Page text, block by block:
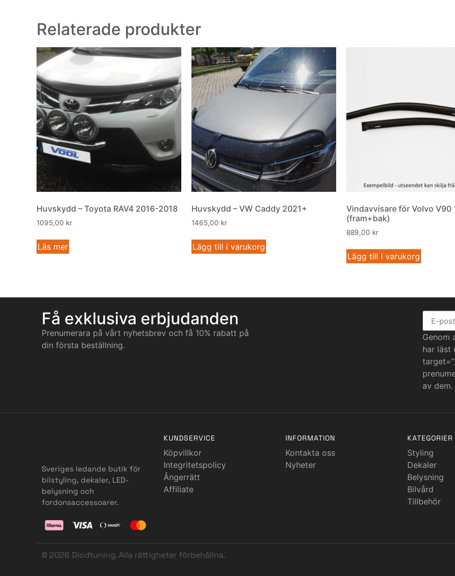
Relaterade produkter
Huvskydd – Toyota RAV4 2016-2018
1095,00 kr
Läs mer
Huvskydd – VW Caddy 2021+
1465,00 kr
Lägg till i varukorg
Vindavvisare för Volvo V90
(fram+bak)
889,00 kr
Lägg till i varukorg
Få exklusiva erbjudanden
Prenumerara på vårt nyhetsbrev och få 10% rabatt på
din första beställning.
Genom
har läst
av dem.
Sveriges ledande butik för
bilstyling, dekaler, LED-
belysning och
fordonsaccessoarer.
KUNDSERVICE
Köpvillkor
Integritetspolicy
Ångerrätt
Affiliate
INFORMATION
Kontakta oss
Nyheter
KATEGORIER
Styling
Dekaler
Belysning
Bilvård
Tillbehör
© 2026 Diodtuning. Alla rättigheter förbehållna.